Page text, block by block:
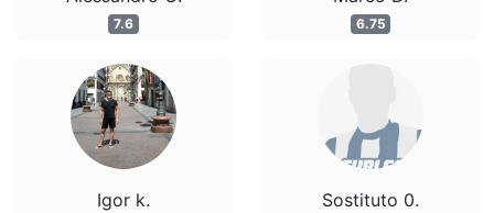
7.6
Igor k.
6.75
Sostituto 0.